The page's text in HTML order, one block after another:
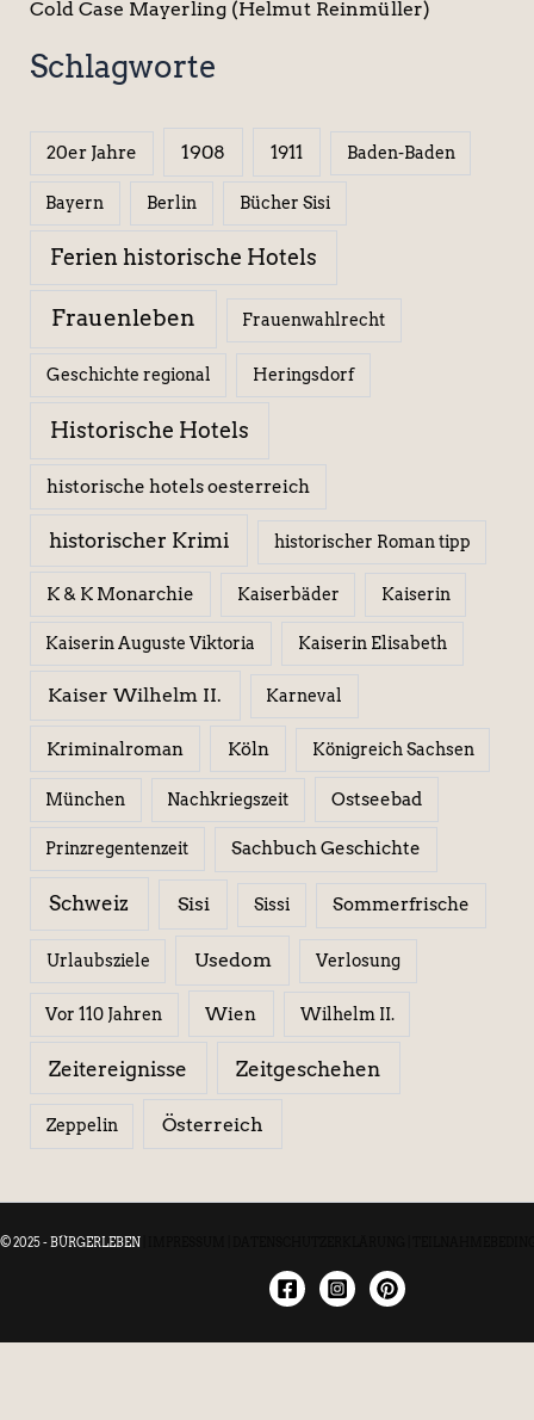
Cold Case Mayerling (Helmut Reinmüller)
Schlagworte
20er Jahre 1908 1911 Baden-Baden
Bayern Berlin Bücher Sisi
Ferien historische Hotels
Frauenleben Frauenwahlrecht
Geschichte regional Heringsdorf
Historische Hotels
historische hotels oesterreich
historischer Krimi historischer Roman tipp
K & K Monarchie Kaiserbäder Kaiserin
Kaiserin Auguste Viktoria Kaiserin Elisabeth
Kaiser Wilhelm II. Karneval
Kriminalroman Köln Königreich Sachsen
München Nachkriegszeit Ostseebad
Prinzregentenzeit Sachbuch Geschichte
Schweiz Sisi Sissi Sommerfrische
Urlaubsziele Usedom Verlosung
Vor 110 Jahren Wien Wilhelm II.
Zeitereignisse Zeitgeschehen
Zeppelin Österreich
© 2025 - BÜRGERLEBEN